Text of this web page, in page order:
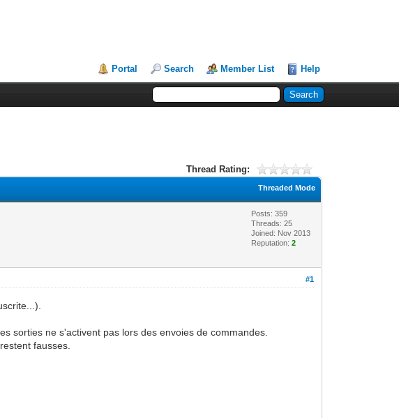
Portal Search Member List Help
Thread Rating:
Threaded Mode
Posts: 359
Threads: 25
Joined: Nov 2013
Reputation:2
#1
sorties ne s'activent pas lors des envoies de commandes.
fausses.